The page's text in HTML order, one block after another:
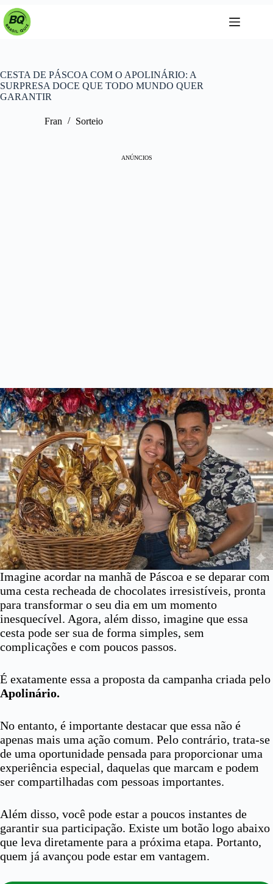
Pular
para
CESTA DE PÁSCOA COM O APOLINÁRIO: A
SURPRESA DOCE QUE TODO MUNDO QUER
GARANTIR
Fran Sorteio
ANÚNCIOS
Imagine acordar na manhã de Páscoa e se deparar com
uma cesta recheada de chocolates irresistíveis, pronta
para transformar o seu dia em um momento
inesquecível. Agora, além disso, imagine que essa
cesta pode ser sua de forma simples, sem
complicações e com poucos passos.
É exatamente essa a proposta da campanha criada pelo
Apolinário.
No entanto, é importante destacar que essa não é
apenas mais uma ação comum. Pelo contrário, trata-se
de uma oportunidade pensada para proporcionar uma
experiência especial, daquelas que marcam e podem
ser compartilhadas com pessoas importantes.
Além disso, você pode estar a poucos instantes de
garantir sua participação. Existe um botão logo abaixo
que leva diretamente para a próxima etapa. Portanto,
quem já avançou pode estar em vantagem.